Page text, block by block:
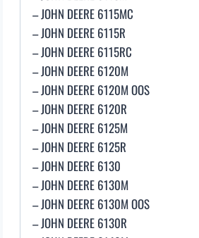
– JOHN DEERE 6115MC
– JOHN DEERE 6115R
– JOHN DEERE 6115RC
– JOHN DEERE 6120M
– JOHN DEERE 6120M OOS
– JOHN DEERE 6120R
– JOHN DEERE 6125M
– JOHN DEERE 6125R
– JOHN DEERE 6130
– JOHN DEERE 6130M
– JOHN DEERE 6130M OOS
– JOHN DEERE 6130R